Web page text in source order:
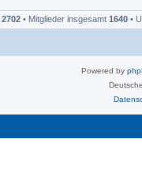
2702 • Mitglieder insgesamt 1640 •
Powered by